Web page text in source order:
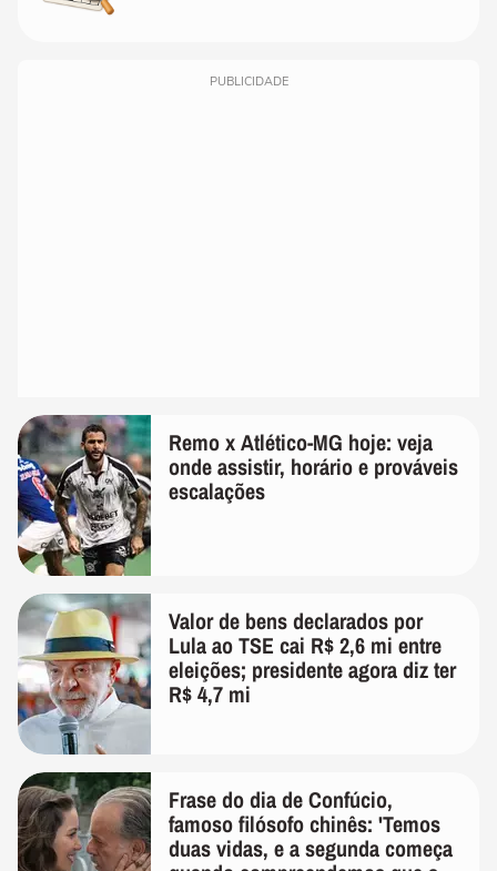
PUBLICIDADE
Remo x Atlético-MG hoje: veja
onde assistir, horário e prováveis
escalações
Valor de bens declarados por
Lula ao TSE cai R$ 2,6 mi entre
eleições; presidente agora diz ter
R$ 4,7 mi
Frase do dia de Confúcio,
famoso filósofo chinês: 'Temos
duas vidas, e a segunda começa